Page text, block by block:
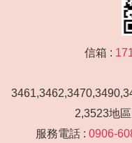
信箱 :
2,3523地
服務電話 : 0906-